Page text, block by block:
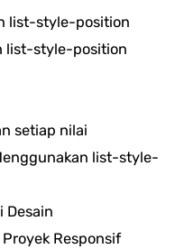
list-style-position
list-style-position
setiap nilai
list-style-
Desain
Responsif